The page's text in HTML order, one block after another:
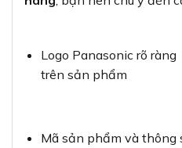
Logo Panasonic rõ ràng
trên sản phẩm
Mã sản phẩm và thông